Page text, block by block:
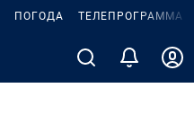
ПОГОДА ТЕЛЕПРОГРАММА